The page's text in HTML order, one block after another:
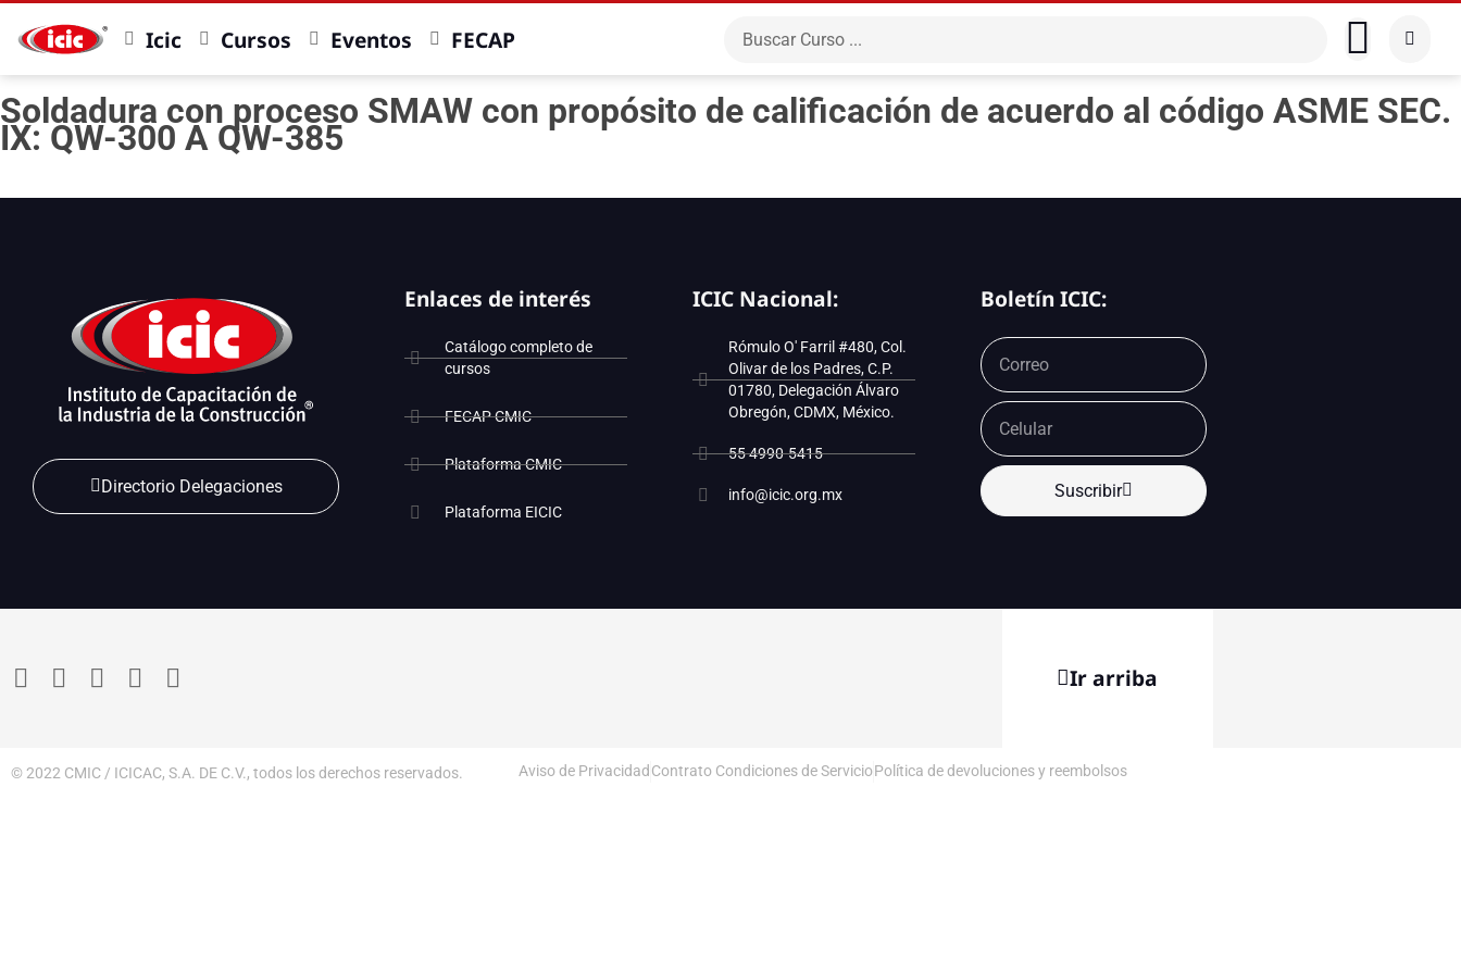
Icic Cursos Eventos FECAP
Soldadura con proceso SMAW con propósito de calificación de acuerdo al código ASME SEC.
IX: QW-300 A QW-385
Directorio Delegaciones
Enlaces de interés
Catálogo completo de
cursos
FECAP CMIC
Plataforma CMIC
Plataforma EICIC
ICIC Nacional:
Rómulo O' Farril #480, Col.
Olivar de los Padres, C.P.
01780, Delegación Álvaro
Obregón, CDMX, México.
55 4990-5415
info@icic.org.mx
Boletín ICIC:
Suscribir
Ir arriba
© 2022 CMIC / ICICAC, S.A. DE C.V., todos los derechos reservados. Aviso de Privacidad Contrato Condiciones de ServicioPolítica de devoluciones y reembolsos